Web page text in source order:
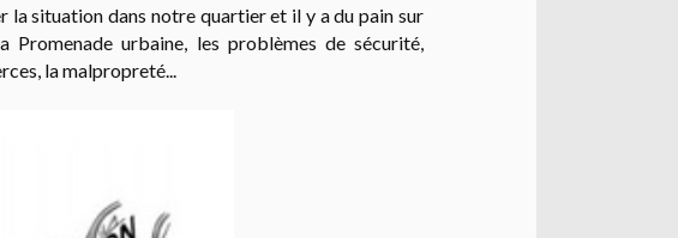
situation dans notre quartier et il y a du pain sur
urbaine, les problèmes de sécurité,
la malpropreté...